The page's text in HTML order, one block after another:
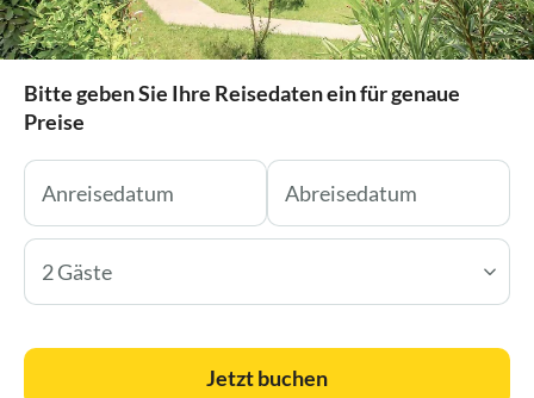
Bitte geben Sie Ihre Reisedaten ein für genaue
Preise
2 Gäste
Jetzt buchen